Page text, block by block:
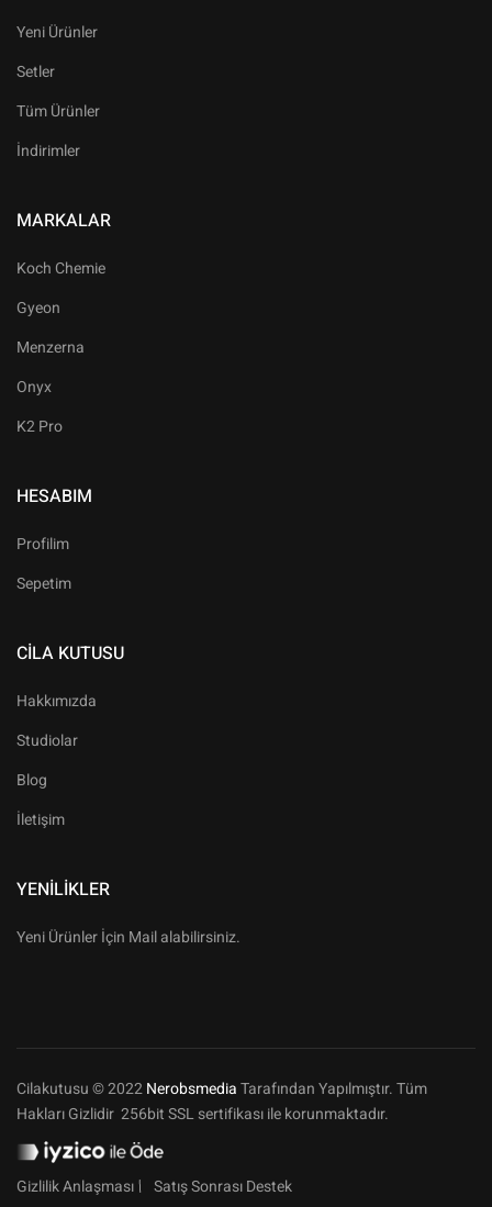
Yeni Ürünler
Setler
Tüm Ürünler
İndirimler
MARKALAR
Koch Chemie
Gyeon
Menzerna
Onyx
K2 Pro
HESABIM
Profilim
Sepetim
CILA KUTUSU
Hakkımızda
Studiolar
Blog
İletişim
YENILIKLER
Yeni Ürünler İçin Mail alabilirsiniz.
Cilakutusu © 2022NerobsmediaTarafından Yapılmıştır. Tüm
Hakları Gizlidir 256bit SSL sertifikası ile korunmaktadır.
Gizlilik Anlaşması Satış Sonrası Destek